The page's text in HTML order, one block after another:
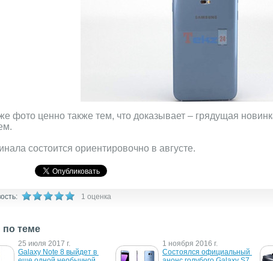
же фото ценно также тем, что доказывает – грядущая
состоится ориентировочно в августе.
1 оценка
по теме
25 июля 2017 г.
Galaxy Note 8 выйдет в
1 ноября 2016 г.
Состоялся официальный